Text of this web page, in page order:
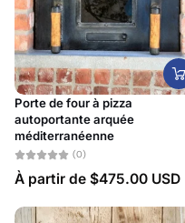
Porte de four à pizza
autoportante arquée
méditerranéenne
(0)
À partir de $475.00 USD